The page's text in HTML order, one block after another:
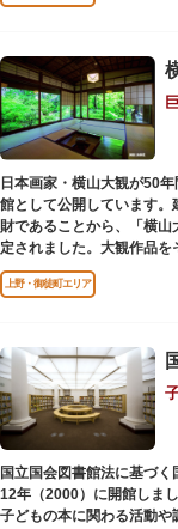
日本画家・横山大観が50
館として公開しています
財であることから、「横
定されました。大観作品
来の楽しみ方を体験できる
上野・御徒町エリア
国立国会図書館法に基づ
12年（2000）に開館しま
子どもの本に関わる活動